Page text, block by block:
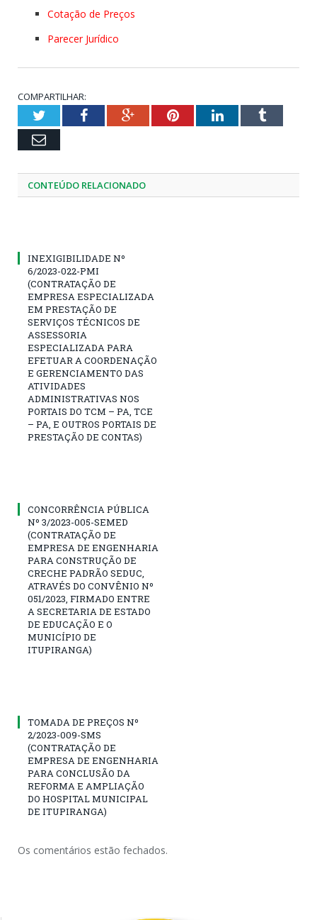
Cotação de Preços
Parecer Jurídico
COMPARTILHAR:
TwitterFacebookGoogle+PinterestLinkedInTumblr
Email
CONTEÚDO RELACIONADO
INEXIGIBILIDADE Nº
6/2023-022-PMI
(CONTRATAÇÃO DE
EMPRESA ESPECIALIZADA
EM PRESTAÇÃO DE
SERVIÇOS TÉCNICOS DE
ASSESSORIA
ESPECIALIZADA PARA
EFETUAR A COORDENAÇÃO
E GERENCIAMENTO DAS
ATIVIDADES
ADMINISTRATIVAS NOS
PORTAIS DO TCM – PA, TCE
– PA, E OUTROS PORTAIS DE
PRESTAÇÃO DE CONTAS)
CONCORRÊNCIA PÚBLICA
Nº 3/2023-005-SEMED
(CONTRATAÇÃO DE
EMPRESA DE ENGENHARIA
PARA CONSTRUÇÃO DE
CRECHE PADRÃO SEDUC,
ATRAVÉS DO CONVÊNIO Nº
051/2023, FIRMADO ENTRE
A SECRETARIA DE ESTADO
DE EDUCAÇÃO E O
MUNICÍPIO DE
ITUPIRANGA)
TOMADA DE PREÇOS Nº
2/2023-009-SMS
(CONTRATAÇÃO DE
EMPRESA DE ENGENHARIA
PARA CONCLUSÃO DA
REFORMA E AMPLIAÇÃO
DO HOSPITAL MUNICIPAL
DE ITUPIRANGA)
Os comentários estão fechados.